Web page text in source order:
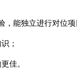
，能独立进行对位
；
佳。